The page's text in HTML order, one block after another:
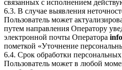
связанных с исполнением
6.3. В случае выявления
Пользователь может
путем направления Оператору
электронной почты Оператора
пометкой «Уточнение
6.4. Срок обработки
Пользователь может в любой